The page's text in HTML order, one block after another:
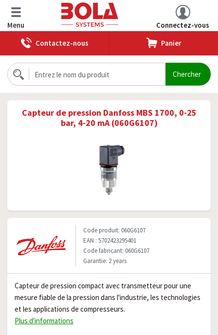
Menu
Connectez-vous
Contactez-nous
Panier
Capteur de pression Danfoss MBS 1700, 0-25
bar, 4-20 mA (060G6107)
Code produit: 060G6107
EAN : 5702423295401
Code fabricant: 060G6107
Garantie: 2 years
Capteur de pression compact avec transmetteur pour une
mesure fiable de la pression dans l'industrie, les technologies
et les applications de compresseurs.
Plus d'informations